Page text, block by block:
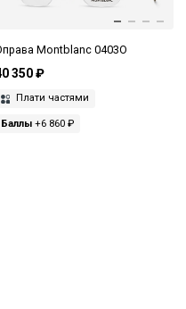
Montblanc 0403O
350 ₽
Плати частями
Баллы+6 860 ₽